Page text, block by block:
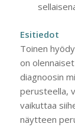
Esitiedot
Toinen
on
diagnoosin
perusteella,
vaikuttaa
näytteen